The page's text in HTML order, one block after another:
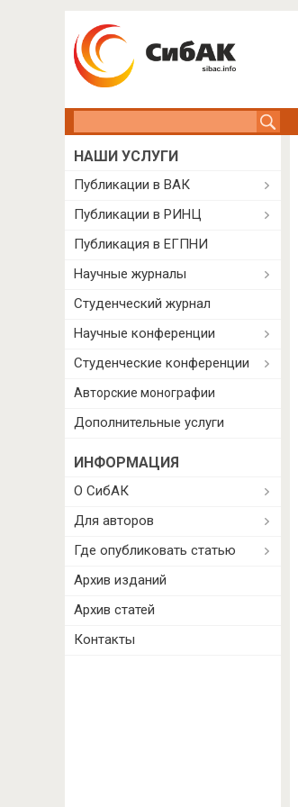
НАШИ УСЛУГИ
Публикации в ВАК
Публикации в РИНЦ
Публикация в ЕГПНИ
Научные журналы
Студенческий журнал
Научные конференции
Студенческие конференции
Авторские монографии
Дополнительные услуги
ИНФОРМАЦИЯ
О СибАК
Для авторов
Где опубликовать статью
Архив изданий
Архив статей
Контакты